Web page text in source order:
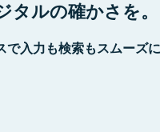
タルの確かさを。
で入力も検索もスムーズ